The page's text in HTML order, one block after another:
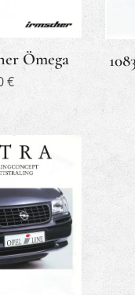
Ömega
€